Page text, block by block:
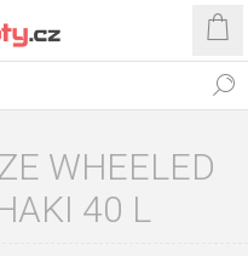
WHEELED
40 L